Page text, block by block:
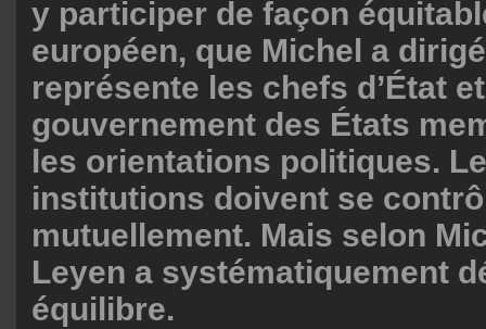
y participer de façon
européen, que Michel a
représente les chefs d’État
gouvernement des États
les orientations politiques.
institutions doivent se
mutuellement. Mais selon
Leyen a systématiquement
équilibre.